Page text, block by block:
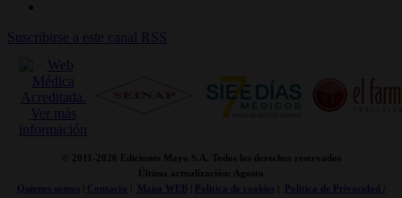
Suscribirse a este canal RSS
© 2011- 2026 Ediciones Mayo S.A. Todos los derechos reservados
Última actualización: Agosto
Quienes somos| Contacto Mapa WEB| Politica de cookies|
Politica de Privacidad /